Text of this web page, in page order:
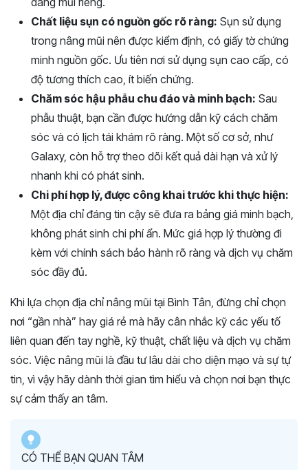
Chất liệu sụn có nguồn gốc rõ ràng: Sụn sử dụng
trong nâng mũi nên được kiểm định, có giấy tờ chứng
minh nguồn gốc. Ưu tiên nơi sử dụng sụn cao cấp, có
độ tương thích cao, ít biến chứng.
Chăm sóc hậu phẫu chu đáo và minh bạch: Sau
phẫu thuật, bạn cần được hướng dẫn kỹ cách chăm
sóc và có lịch tái khám rõ ràng. Một số cơ sở, như
Galaxy, còn hỗ trợ theo dõi kết quả dài hạn và xử lý
nhanh khi có phát sinh.
Chi phí hợp lý, được công khai trước khi thực hiện:
Một địa chỉ đáng tin cậy sẽ đưa ra bảng giá minh bạch,
không phát sinh chi phí ẩn. Mức giá hợp lý thường đi
kèm với chính sách bảo hành rõ ràng và dịch vụ chăm
sóc đầy đủ.
Khi lựa chọn địa chỉ nâng mũi tại Bình Tân, đừng chỉ chọn
nơi “gần nhà” hay giá rẻ mà hãy cân nhắc kỹ các yếu tố
liên quan đến tay nghề, kỹ thuật, chất liệu và dịch vụ chăm
sóc. Việc nâng mũi là đầu tư lâu dài cho diện mạo và sự tự
tin, vì vậy hãy dành thời gian tìm hiểu và chọn nơi bạn thực
sự cảm thấy an tâm.
CÓ THỂ BẠN QUAN TÂM